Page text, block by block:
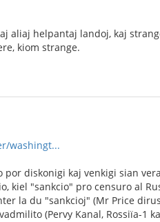
aliaj helpantaj landoj, kaj
kiom strange.
washingt...
diskonigi kaj venkigi sian
kiel "sankcio" pro censuro al
la du "sankcioj" (Mr Price
(Pervy Kanal, Rossiïa-1